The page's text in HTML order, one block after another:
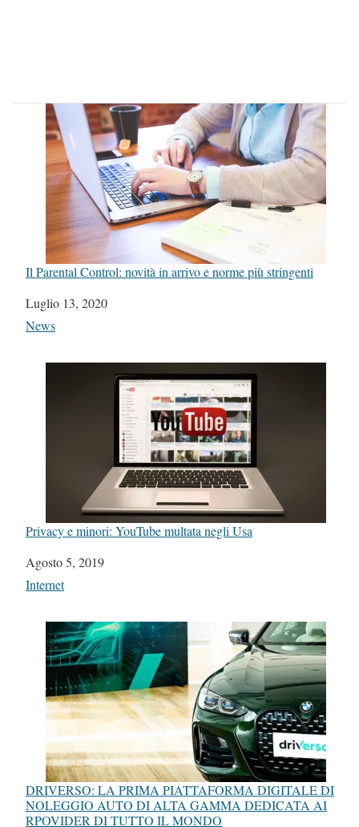
Il Parental Control: novità in arrivo e norme più stringenti
Data
Luglio 13, 2020
In relazione a
News
Privacy e minori: YouTube multata negli Usa
Data
Agosto 5, 2019
In relazione a
Internet
DRIVERSO: LA PRIMA PIATTAFORMA DIGITALE DI
NOLEGGIO AUTO DI ALTA GAMMA DEDICATA AI
RPOVIDER DI TUTTO IL MONDO